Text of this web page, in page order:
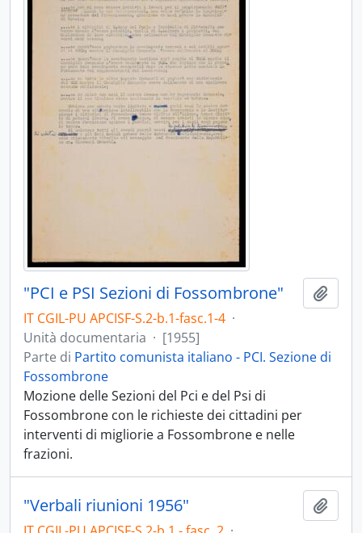
"PCI e PSI Sezioni di Fossombrone"
IT CGIL-PU APCISF-S.2-b.1-fasc.1-4 ·
Unità documentaria · [1955]
Parte di Partito comunista italiano - PCI. Sezione di
Fossombrone
Mozione delle Sezioni del Pci e del Psi di
Fossombrone con le richieste dei cittadini per
interventi di migliorie a Fossombrone e nelle
frazioni.
"Verbali riunioni 1956"